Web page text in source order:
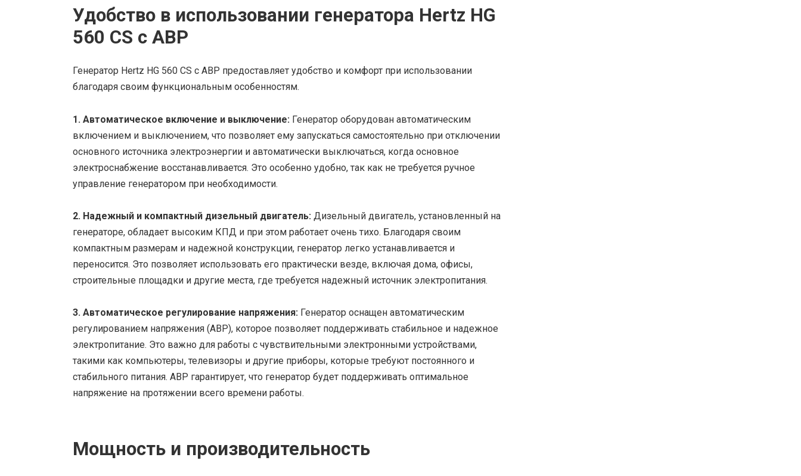
Удобство в использовании генератора Hertz HG
560 CS с АВР
Генератор Hertz HG 560 CS с АВР предоставляет удобство и комфорт при использовании
благодаря своим функциональным особенностям.
1. Автоматическое включение и выключение: Генератор оборудован автоматическим
включением и выключением, что позволяет ему запускаться самостоятельно при отключении
основного источника электроэнергии и автоматически выключаться, когда основное
электроснабжение восстанавливается. Это особенно удобно, так как не требуется ручное
управление генератором при необходимости.
2. Надежный и компактный дизельный двигатель: Дизельный двигатель, установленный на
генераторе, обладает высоким КПД и при этом работает очень тихо. Благодаря своим
компактным размерам и надежной конструкции, генератор легко устанавливается и
переносится. Это позволяет использовать его практически везде, включая дома, офисы,
строительные площадки и другие места, где требуется надежный источник электропитания.
3. Автоматическое регулирование напряжения: Генератор оснащен автоматическим
регулированием напряжения (АВР), которое позволяет поддерживать стабильное и надежное
электропитание. Это важно для работы с чувствительными электронными устройствами,
такими как компьютеры, телевизоры и другие приборы, которые требуют постоянного и
стабильного питания. АВР гарантирует, что генератор будет поддерживать оптимальное
напряжение на протяжении всего времени работы.
Мощность и производительность